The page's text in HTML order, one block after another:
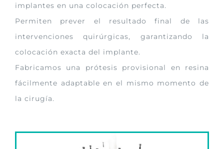
implantes en una colocación perfecta.
Permiten prever el resultado final de las
intervenciones quirúrgicas, garantizando la
colocación exacta del implante.
Fabricamos una prótesis provisional en resina
fácilmente adaptable en el mismo momento de
la cirugía.